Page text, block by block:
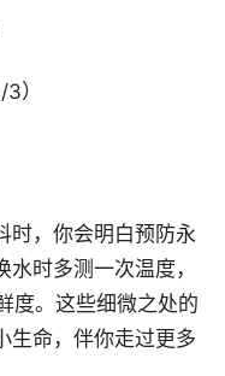
）
时，你会明白预防永
时多测一次温度，
度。这些细微之处的
生命，伴你走过更多